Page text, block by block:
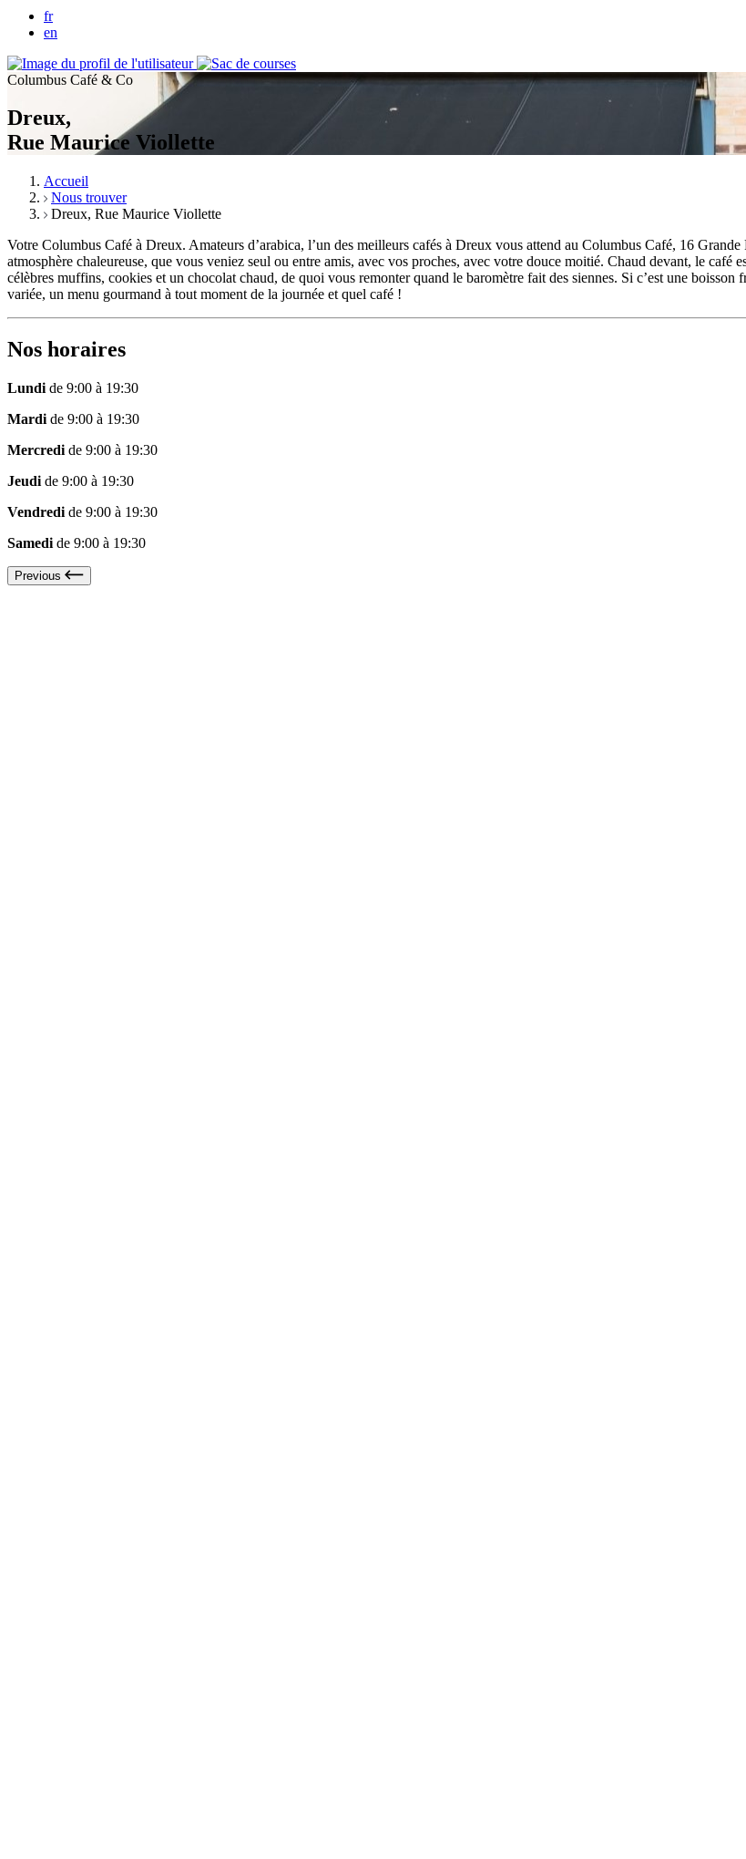
fr
en
Columbus Café & Co
Dreux,
Rue Maurice Viollette
Accueil
Nous trouver
Dreux, Rue Maurice Viollette
Votre Columbus Café à Dreux. Amateurs d’arabica, l’un des meilleurs cafés à Dreux vous attend au Columbus Café, 16
atmosphère chaleureuse, que vous veniez seul ou entre amis, avec vos proches, avec votre douce moitié. Chaud devant, le
célèbres muffins, cookies et un chocolat chaud, de quoi vous remonter quand le baromètre fait des siennes. Si c’est une
variée, un menu gourmand à tout moment de la journée et quel café !
Nos horaires
Lundi de 9:00 à 19:30
Mardi de 9:00 à 19:30
Mercredi de 9:00 à 19:30
Jeudi de 9:00 à 19:30
Vendredi de 9:00 à 19:30
Samedi de 9:00 à 19:30
Previous